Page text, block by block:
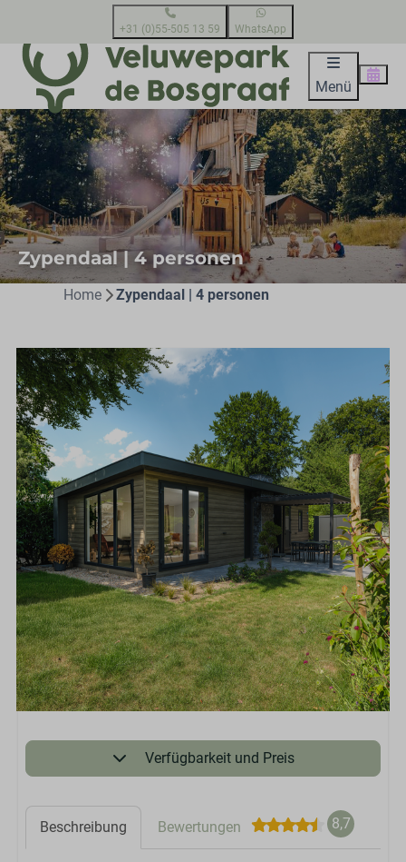
+31 (0)55-505 13 59 WhatsApp
Menü
Zypendaal | 4 personen
Home Zypendaal | 4 personen
Verfügbarkeit und Preis
Beschreibung Bewertungen 8,7